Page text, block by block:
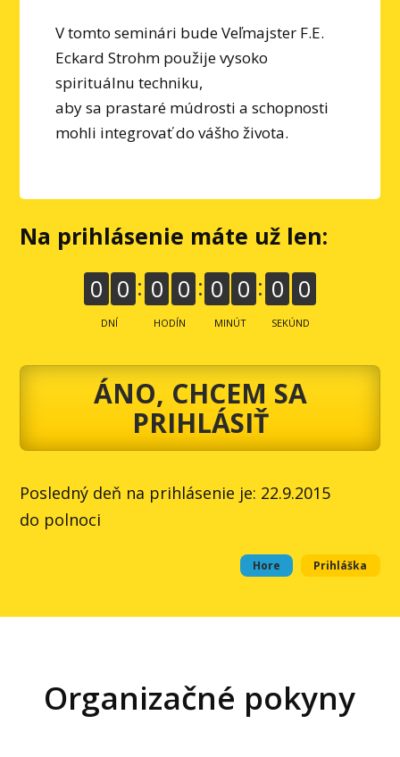
V tomto seminári bude Veľmajster F.E.
Eckard Strohm použije vysoko
spirituálnu techniku,
aby sa prastaré múdrosti a schopnosti
mohli integrovať do vášho života.
Na prihlásenie máte už len:
0 0
DNÍ
0 0
HODÍN
0 0
MINÚT
0 0
SEKÚND
ÁNO, CHCEM SA
PRIHLÁSIŤ
Posledný deň na prihlásenie je: 22.9.2015
do polnoci
Hore Prihláška
Organizačné pokyny